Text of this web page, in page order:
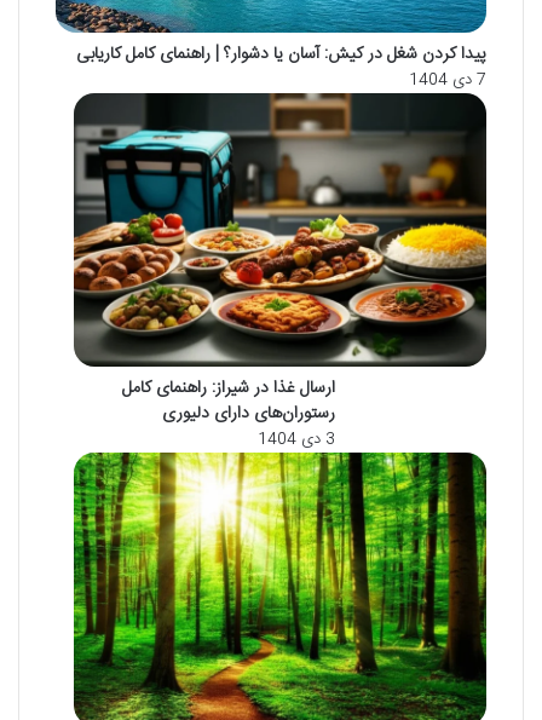
پیدا کردن شغل در کیش: آسان یا دشوار؟ | راهنمای کامل کاریابی
7 دی 1404
ارسال غذا در شیراز: راهنمای کامل
رستوران‌های دارای دلیوری
3 دی 1404